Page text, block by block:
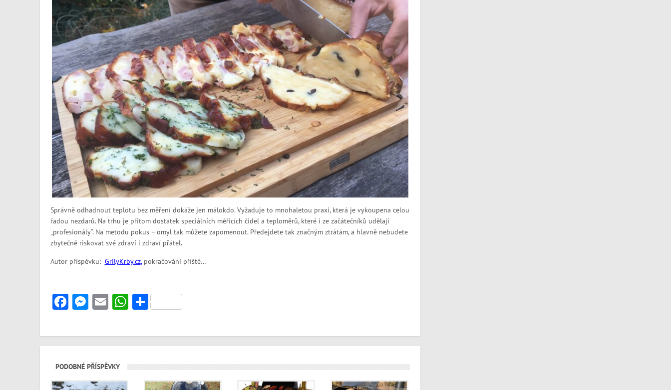
Správně odhadnout teplotu bez měření dokáže jen málokdo. Vyžaduje to mnohaletou praxi, která je vykoupena celou
řadou nezdarů. Na trhu je přitom dostatek speciálních měřicích čidel a teploměrů, které i ze začátečníků udělají
„profesionály“. Na metodu pokus – omyl tak můžete zapomenout. Předejdete tak značným ztrátám, a hlavně nebudete
zbytečně riskovat své zdraví i zdraví přátel.
Autor příspěvku: GrilyKrby.cz,pokračování příště…
Facebook
Messenger
EmailWhatsApp
Share
PODOBNÉ PŘÍSPĚVKY